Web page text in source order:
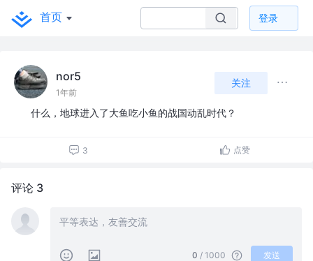
首页 登录
nor5
1年前
关注
什么，地球进入了大鱼吃小鱼的战国动乱时代？
3 点赞
评论 3
0 / 1000 发送